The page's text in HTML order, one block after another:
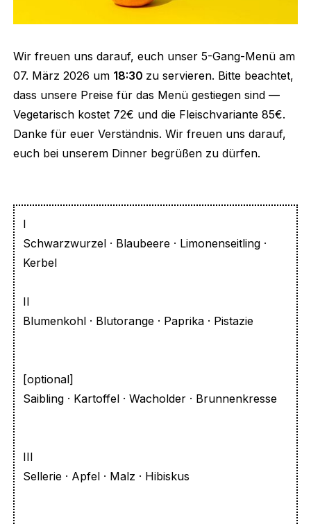
Wir freuen uns darauf, euch unser 5-Gang-Menü am
07. März 2026 um 18:30 zu servieren. Bitte beachtet,
dass unsere Preise für das Menü gestiegen sind —
Vegetarisch kostet 72€ und die Fleischvariante 85€.
Danke für euer Verständnis. Wir freuen uns darauf,
euch bei unserem Dinner begrüßen zu dürfen.
I
Schwarzwurzel · Blaubeere · Limonenseitling ·
Kerbel
II
Blumenkohl · Blutorange · Paprika · Pistazie
[optional]
Saibling · Kartoffel · Wacholder · Brunnenkresse
III
Sellerie · Apfel · Malz · Hibiskus